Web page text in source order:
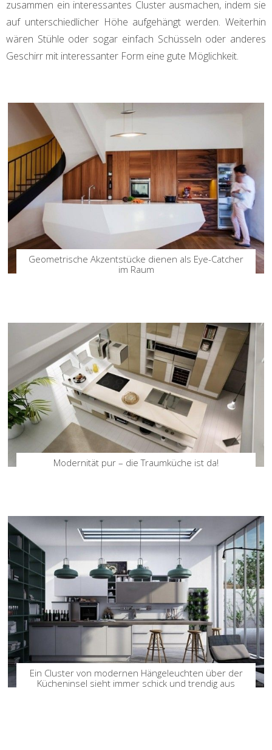
zusammen ein interessantes Cluster ausmachen, indem sie
auf unterschiedlicher Höhe aufgehängt werden. Weiterhin
wären Stühle oder sogar einfach Schüsseln oder anderes
Geschirr mit interessanter Form eine gute Möglichkeit.
Geometrische Akzentstücke dienen als Eye-Catcher
im Raum
Modernität pur – die Traumküche ist da!
Ein Cluster von modernen Hängeleuchten über der
Kücheninsel sieht immer schick und trendig aus